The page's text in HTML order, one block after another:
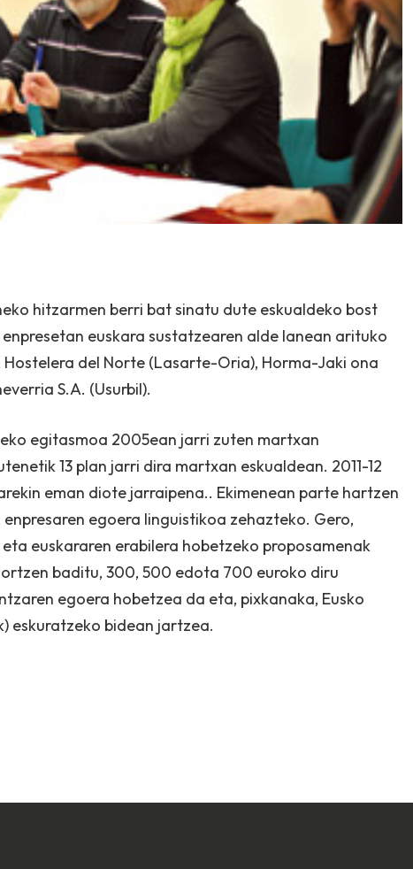
hitzarmen berri bat sinatu dute eskualdeko bost
euskara sustatzearen alde lanean arituko
del Norte (Lasarte-Oria), Horma-Jaki ona
S.A. (Usurbil).
egitasmoa 2005ean jarri zuten martxan
13 plan jarri dira martxan eskualdean. 2011-12
eman diote jarraipena.. Ekimenean parte hartzen
egoera linguistikoa zehazteko. Gero,
euskararen erabilera hobetzeko proposamenak
baditu, 300, 500 edota 700 euroko diru
egoera hobetzea da eta, pixkanaka, Eusko
eskuratzeko bidean jartzea.